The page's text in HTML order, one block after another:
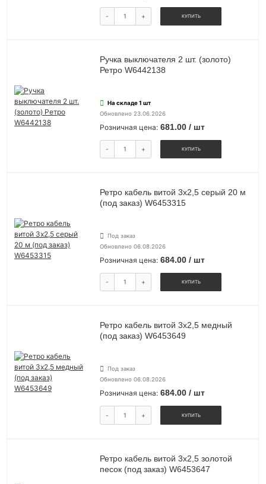
- + КУПИТЬ
Ручка выключателя 2 шт. (золото)
Ретро W6442138
На складе 1 шт
Обновлено 23.06.2026
Розничная цена: 681.00 / шт
- + КУПИТЬ
Ретро кабель витой 3х2,5 серый 20 м
(под заказ) W6453315
Под заказ
Обновлено 06.08.2026
Розничная цена: 684.00 / шт
- + КУПИТЬ
Ретро кабель витой 3х2,5 медный
(под заказ) W6453649
Под заказ
Обновлено 06.08.2026
Розничная цена: 684.00 / шт
- + КУПИТЬ
Ретро кабель витой 3х2,5 золотой
песок (под заказ) W6453647